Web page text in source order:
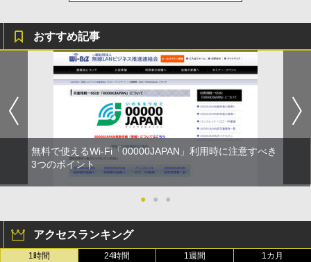
おすすめ記事
無料で使えるWi-Fi「00000JAPAN」利用時に注意すべき
3つのポイント
● ● ●
アクセスランキング
1時間 24時間 1週間 1カ月